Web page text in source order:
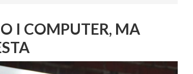
I COMPUTER, MA